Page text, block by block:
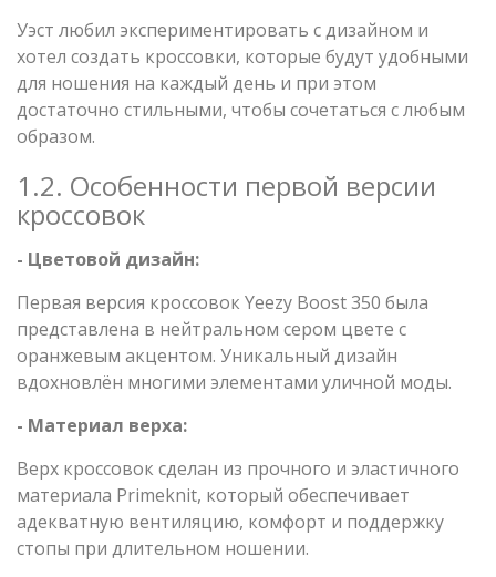
Уэст любил экспериментировать с дизайном и
хотел создать кроссовки, которые будут удобными
для ношения на каждый день и при этом
достаточно стильными, чтобы сочетаться с любым
образом.
1.2. Особенности первой версии
кроссовок
- Цветовой дизайн:
Первая версия кроссовок Yeezy Boost 350 была
представлена в нейтральном сером цвете с
оранжевым акцентом. Уникальный дизайн
вдохновлён многими элементами уличной моды.
- Материал верха:
Верх кроссовок сделан из прочного и эластичного
материала Primeknit, который обеспечивает
адекватную вентиляцию, комфорт и поддержку
стопы при длительном ношении.